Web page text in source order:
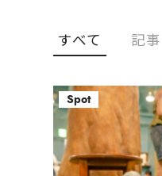
すべて 記事
Spot